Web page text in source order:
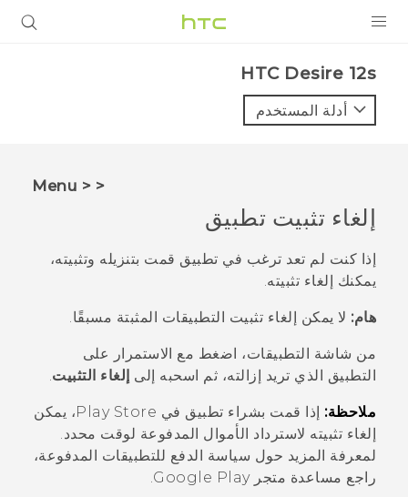
VIVE
VIVERSE
البرامج + التطبيقات
الدعم
أجهزة HTC والملحقات
HTC Desire 12s‎
أدلة المستخدم
< < Menu
إلغاء تثبيت تطبيق
إذا كنت لم تعد ترغب في تطبيق قمت بتنزيله وتثبيته،
يمكنك إلغاء تثبيته.
هام: لا يمكن إلغاء تثبيت التطبيقات المثبتة مسبقًا.
من شاشة التطبيقات، اضغط مع الاستمرار على
التطبيق الذي تريد إزالته، ثم اسحبه إلى إلغاء التثبيت.
ملاحظة: إذا قمت بشراء تطبيق في Play Store، يمكن
إلغاء تثبيته لاسترداد الأموال المدفوعة لوقت محدد.
لمعرفة المزيد حول سياسة الدفع للتطبيقات المدفوعة،
راجع مساعدة متجر Google Play .